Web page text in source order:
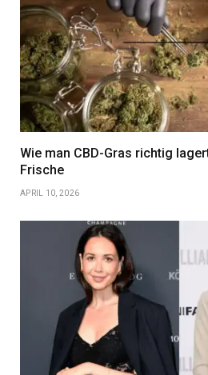
Wie man CBD-Gras richtig
Frische
APRIL 10, 2026